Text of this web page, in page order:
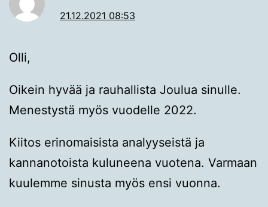
21.12.2021 08:53
Olli,
Oikein hyvää ja rauhallista Joulua sinulle.
Menestystä myös vuodelle 2022.
Kiitos erinomaisista analyyseistä ja
kannanotoista kuluneena vuotena. Varmaan
kuulemme sinusta myös ensi vuonna.